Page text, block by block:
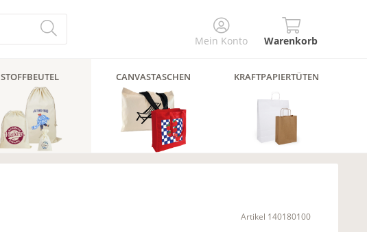
Mein Konto Warenkorb
STOFFBEUTEL CANVASTASCHEN KRAFTPAPIERTÜTEN
Artikel 140180100